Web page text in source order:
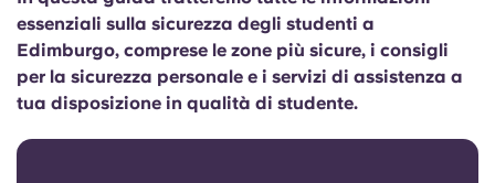
Portuguese
essenziali sulla sicurezza degli studenti a
Edimburgo, comprese le zone più sicure, i consigli
per la sicurezza personale e i servizi di assistenza a
tua disposizione in qualità di studente.